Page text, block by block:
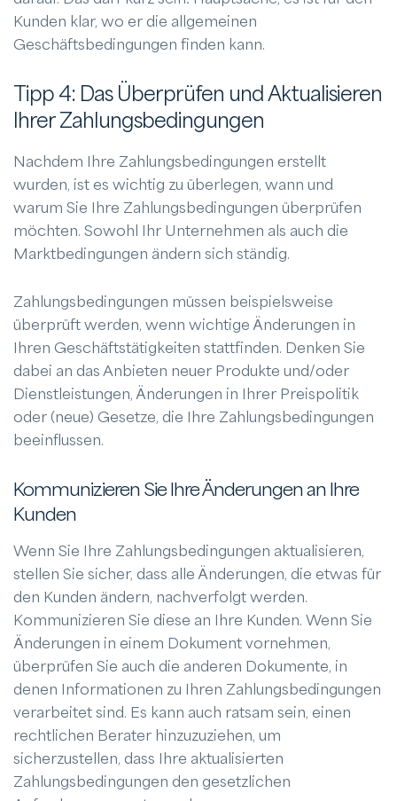
Kunden klar, wo er die allgemeinen
Geschäftsbedingungen finden kann.
Tipp 4: Das Überprüfen und Aktualisieren
Ihrer Zahlungsbedingungen
Nachdem Ihre Zahlungsbedingungen erstellt
wurden, ist es wichtig zu überlegen, wann und
warum Sie Ihre Zahlungsbedingungen überprüfen
möchten. Sowohl Ihr Unternehmen als auch die
Marktbedingungen ändern sich ständig.
Zahlungsbedingungen müssen beispielsweise
überprüft werden, wenn wichtige Änderungen in
Ihren Geschäftstätigkeiten stattfinden. Denken Sie
dabei an das Anbieten neuer Produkte und/oder
Dienstleistungen, Änderungen in Ihrer Preispolitik
oder (neue) Gesetze, die Ihre Zahlungsbedingungen
beeinflussen.
Kommunizieren Sie Ihre Änderungen an Ihre
Kunden
Wenn Sie Ihre Zahlungsbedingungen aktualisieren,
stellen Sie sicher, dass alle Änderungen, die etwas für
den Kunden ändern, nachverfolgt werden.
Kommunizieren Sie diese an Ihre Kunden. Wenn Sie
Änderungen in einem Dokument vornehmen,
überprüfen Sie auch die anderen Dokumente, in
denen Informationen zu Ihren Zahlungsbedingungen
verarbeitet sind. Es kann auch ratsam sein, einen
rechtlichen Berater hinzuzuziehen, um
sicherzustellen, dass Ihre aktualisierten
Zahlungsbedingungen den gesetzlichen